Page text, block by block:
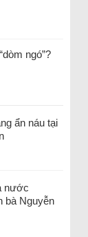
ngó”?
ẩn náu tại
nước
bà Nguyễn